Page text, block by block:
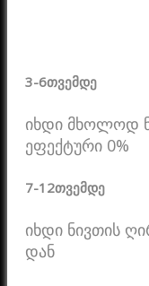
3-6თვემდე
იხდი მხოლოდ
ეფექტური 0%
7-12თვემდე
იხდი ნივთის
დან